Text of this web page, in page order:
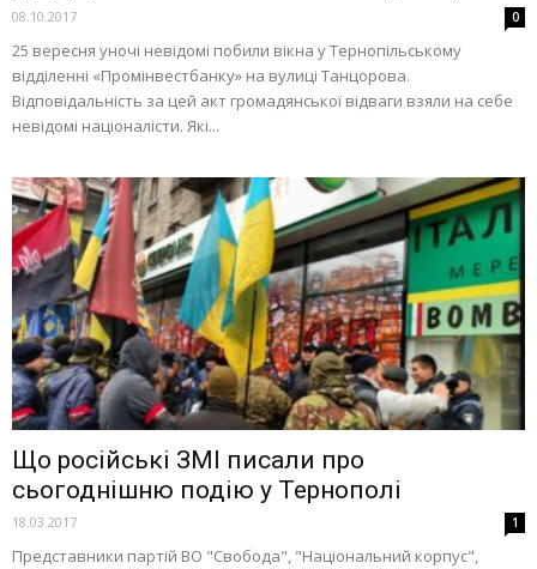
08.10.2017 0
25 вересня уночі невідомі побили вікна у Тернопільському
відділенні «Промінвестбанку» на вулиці Танцорова.
Відповідальність за цей акт громадянської відваги взяли на себе
невідомі націоналісти. Які...
Що російські ЗМІ писали про
сьогоднішню подію у Тернополі
18.03.2017 1
Представники партій ВО "Свобода", "Національний корпус",